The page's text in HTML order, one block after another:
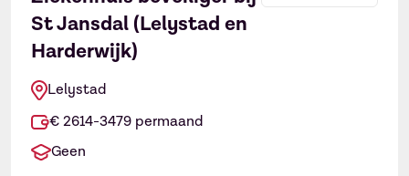
St Jansdal (Lelystad en
Harderwijk)
Lelystad
€ 2614-3479 permaand
Geen